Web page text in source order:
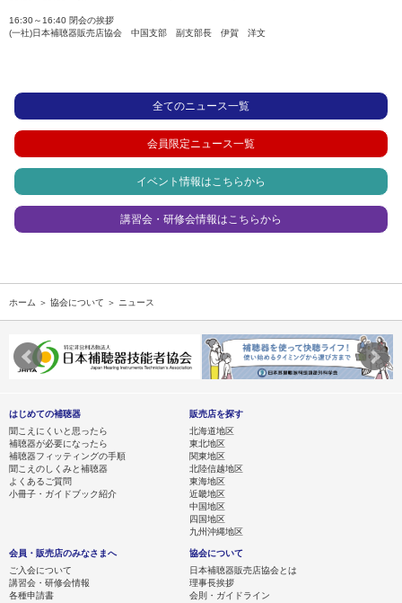
16:30～16:40 閉会の挨拶
(一社)日本補聴器販売店協会 中国支部 副支部長 伊賀 洋文
全てのニュース一覧
会員限定ニュース一覧
イベント情報はこちらから
講習会・研修会情報はこちらから
ホーム ＞ 協会について ＞ ニュース
はじめての補聴器
聞こえにくいと思ったら
補聴器が必要になったら
補聴器フィッティングの手順
聞こえのしくみと補聴器
よくあるご質問
小冊子・ガイドブック紹介
販売店を探す
北海道地区
東北地区
関東地区
北陸信越地区
東海地区
近畿地区
中国地区
四国地区
九州沖縄地区
会員・販売店のみなさまへ
ご入会について
講習会・研修会情報
各種申請書
協会について
日本補聴器販売店協会とは
理事長挨拶
会則・ガイドライン